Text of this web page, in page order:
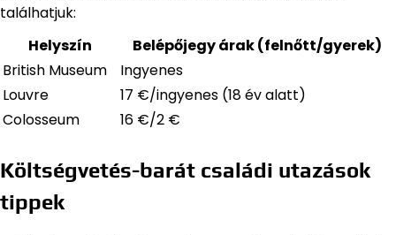
találhatjuk:
Helyszín
Belépőjegy árak (felnőtt/gyerek)
British Museum
Ingyenes
Louvre
17 €/ingyenes (18 év alatt)
Colosseum
16 €/2 €
Költségvetés-barát családi utazások
tippek